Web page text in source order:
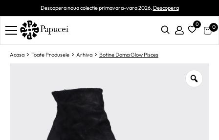
Descopera noua colectie primavara-vara 2026.Descopera
0 0
Acasa Toate Produsele Arhiva Botine Dama Glow Pisces